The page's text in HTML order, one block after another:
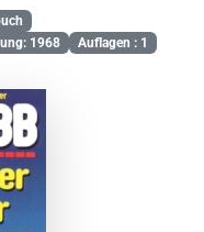
1968 Auflagen : 1